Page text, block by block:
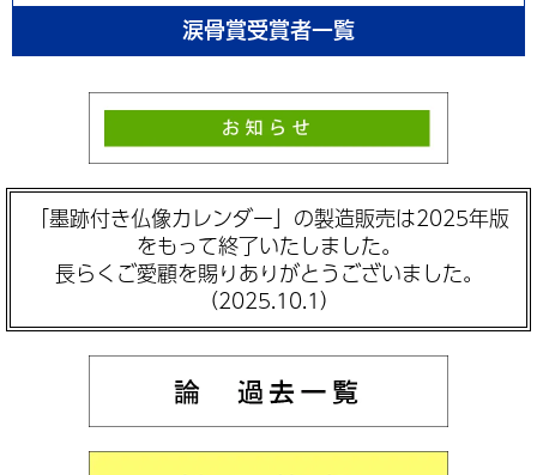
涙骨賞受賞者一覧
「墨跡付き仏像カレンダー」の製造販売は2025年版
をもって終了いたしました。
長らくご愛顧を賜りありがとうございました。
（2025.10.1）